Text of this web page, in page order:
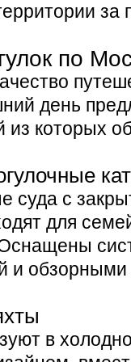
за
по
день
из которых
суда с
для
и
в